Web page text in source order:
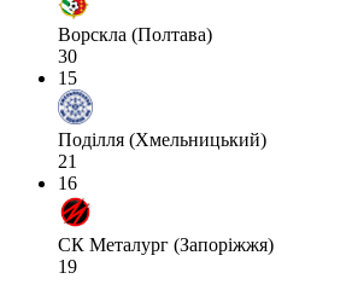
Ворскла (Полтава)
30
15
Поділля (Хмельницький)
21
16
СК Металург (Запоріжжя)
19